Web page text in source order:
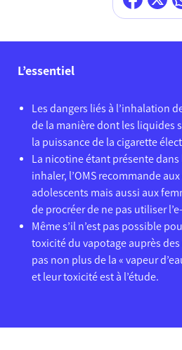
L’essentiel
Les dangers liés à l’inhalation
de la manière dont les liquides
la puissance de la cigarette
La nicotine étant présente
inhaler, l’OMS recommande
adolescents mais aussi aux
de procréer de ne pas utiliser
Même s’il n’est pas possible
toxicité du vapotage auprès
pas non plus de la « vapeur
et leur toxicité est à l’étude.